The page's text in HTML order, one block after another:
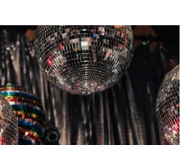
dann noch wert und